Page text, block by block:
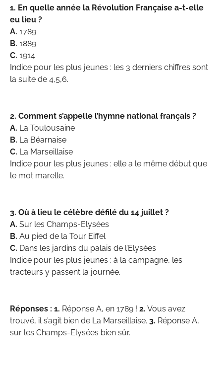
1. En quelle année la Révolution Française a-t-elle
eu lieu ?
A. 1789
B. 1889
C. 1914
Indice pour les plus jeunes : les 3 derniers chiffres sont
la suite de 4,5,6.
2. Comment s’appelle l’hymne national français ?
A. La Toulousaine
B. La Béarnaise
C. La Marseillaise
Indice pour les plus jeunes : elle a le même début que
le mot marelle.
3. Où à lieu le célèbre défilé du 14 juillet ?
A. Sur les Champs-Elysées
B. Au pied de la Tour Eiffel
C. Dans les jardins du palais de l’Elysées
Indice pour les plus jeunes : à la campagne, les
tracteurs y passent la journée.
Réponses : 1. Réponse A, en 1789 ! 2. Vous avez
trouvé, il s’agit bien de La Marseillaise. 3. Réponse A,
sur les Champs-Elysées bien sûr.